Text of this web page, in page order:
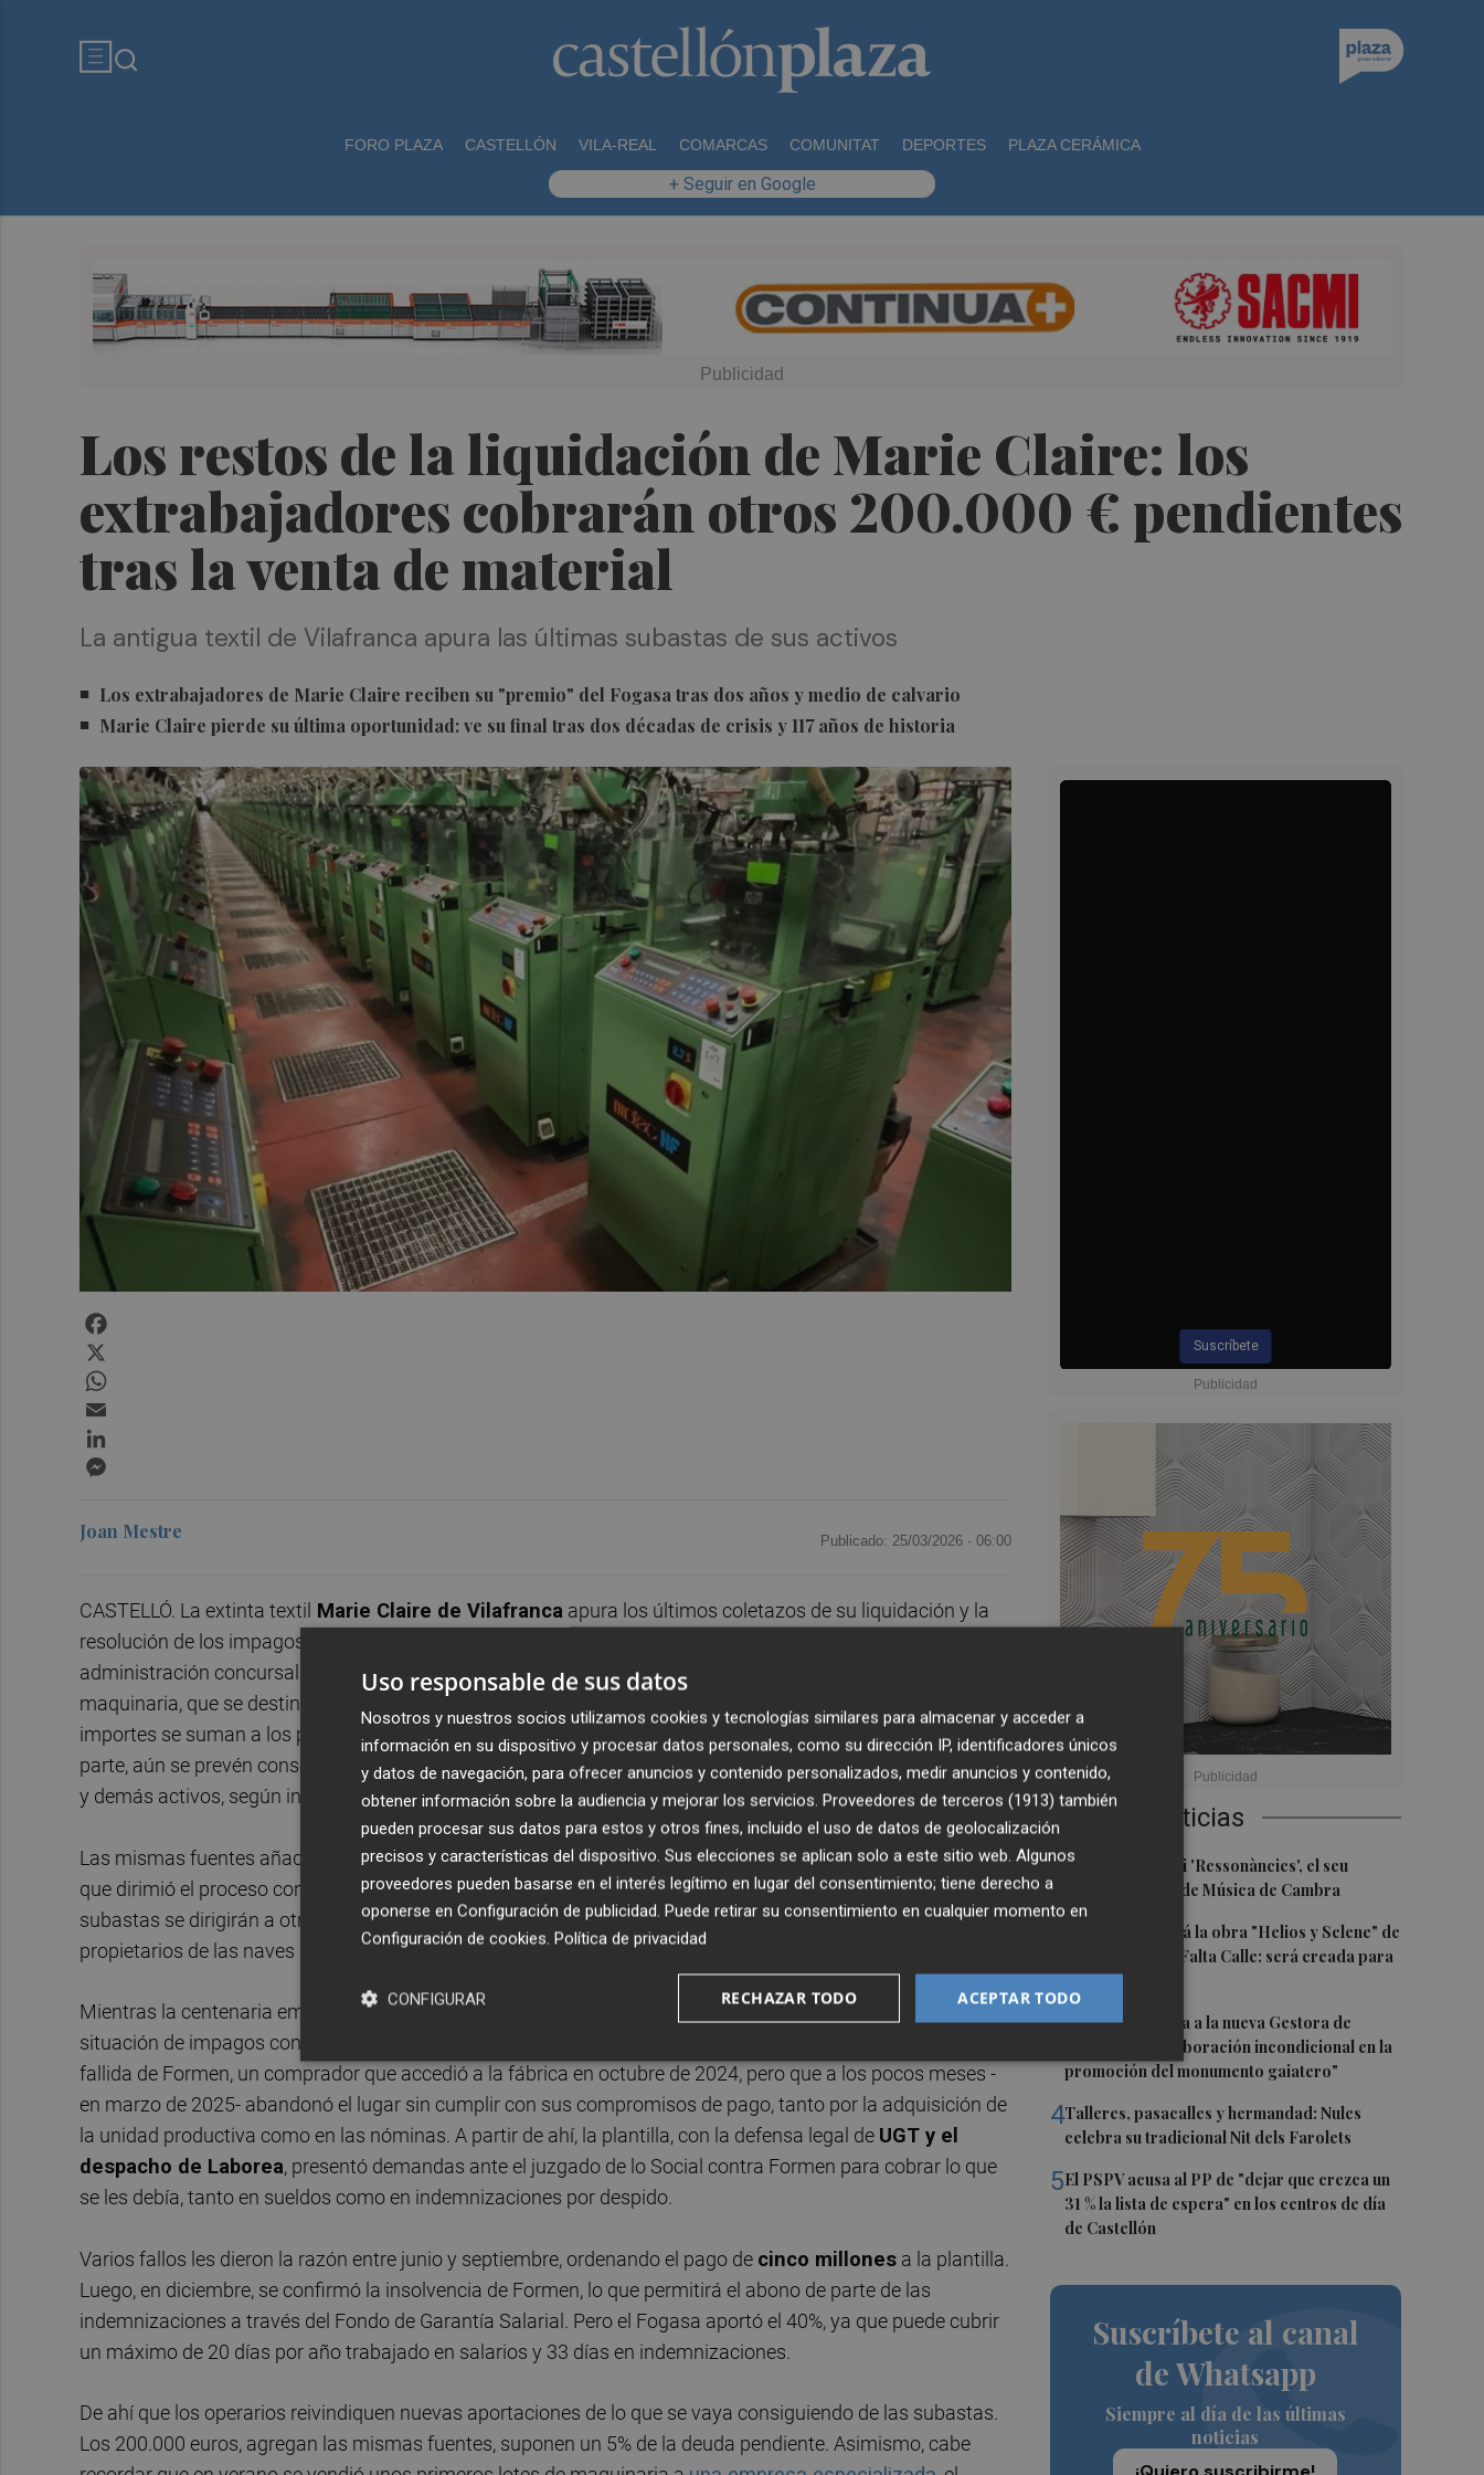
FORO PLAZA CASTELLÓN VILA-REAL COMARCAS COMUNITAT DEPORTES PLAZA CERÁMICA
+ Seguir en Google
Los restos de la liquidación de Marie Claire: los
extrabajadores cobrarán otros 200.000 € pendientes
tras la venta de material
La antigua textil de Vilafranca apura las últimas subastas de sus activos
Los extrabajadores de Marie Claire reciben su "premio" del Fogasa tras dos años y medio de calvario
Marie Claire pierde su última oportunidad: ve su final tras dos décadas de crisis y 117 años de historia
Suscríbete
Últimas Noticias
1Culla estrena hui 'Ressonàncies', el seu
primer Festival de Música de Cambra
Castelló acogerá la obra "Helios y Selene" de
la compañía Te Falta Calle: será creada para
el eclipse
3Castelló traslada a la nueva Gestora de
Gaiates su "colaboración incondicional en la
promoción del monumento gaiatero"
4Talleres, pasacalles y hermandad: Nules
celebra su tradicional Nit dels Farolets
5El PSPV acusa al PP de "dejar que crezca un
31 % la lista de espera" en los centros de día
de Castellón
Suscríbete al canal
de Whatsapp
Siempre al día de las últimas
noticias
Joan Mestre Publicado: 25/03/2026 · 06:00
CASTELLÓ. La extinta textil Marie Claire de Vilafranca apura los últimos coletazos de su liquidación y la
resolución de los impagos con la plantilla referentes al periodo del último propietario -
administración concursal acaba de reunir200.000 euros procedentes de subastas de stock de material y
maquinaria, que se destinarán a cantidades pendientes de las indemnizaciones de los trabajadores. Estos
importes se suman a los pagos que destinó el
Fondo de Garantía Salarial
(Fogasa) en diciembre. Por otra
parte, aún se prevén conseguir más fondos a través de las ventas, mediante pujas, de producto, maquinaria
y demás activos, según informa el personal afectado.
Las mismas fuentes añaden que los 200.000 euros ya han sido consignados en el juzgado de lo Mercantil
que dirimió el proceso concursal para su reparto entre los exempleados. Las cuantías de las siguientes
subastas se dirigirán a otros acreedores, como elInstitut Valencià de Financeso los antiguos
propietarios de las naves industriales (Calpe Invest).
Mientras la centenaria empresa castellonense apura la salida de sus últimos activos, va resolviendo la
situación de impagos con los últimos 70 trabajadores que empleó Marie Claire en la época de la gestión
fallida de Formen, un comprador que accedió a la fábrica en octubre de 2024, pero que a los pocos meses -
en marzo de 2025- abandonó el lugar sin cumplir con sus compromisos de pago, tanto por la adquisición de
la unidad productiva como en las nóminas. A partir de ahí, la plantilla, con la defensa legal de UGT y el
despacho de Laborea, presentó demandas ante el juzgado de lo Social contra Formen para cobrar lo que
se les debía, tanto en sueldos como en indemnizaciones por despido.
Varios fallos les dieron la razón entre junio y septiembre, ordenando el pago de cinco millones a la plantilla.
Luego, en diciembre, se confirmó la insolvencia de Formen, lo que permitirá el abono de parte de las
indemnizaciones a través del Fondo de Garantía Salarial. Pero el Fogasa aportó el 40%, ya que puede cubrir
un máximo de 20 días por año trabajado en salarios y 33 días en indemnizaciones.
De ahí que los operarios reivindiquen nuevas aportaciones de lo que se vaya consiguiendo de las subastas.
Los 200.000 euros, agregan las mismas fuentes, suponen un 5% de la deuda pendiente. Asimismo, cabe
Uso responsable de sus datos
Nosotros y nuestros socios utilizamos cookies y tecnologías similares para almacenar y acceder a
información en su dispositivo y procesar datos personales, como su dirección IP, identificadores únicos
y datos de navegación, para ofrecer anuncios y contenido personalizados, medir anuncios y contenido,
obtener información sobre la audiencia y mejorar los servicios. Proveedores de terceros (1913) también
pueden procesar sus datos para estos y otros fines, incluido el uso de datos de geolocalización
precisos y características del dispositivo. Sus elecciones se aplican solo a este sitio web. Algunos
proveedores pueden basarse en el interés legítimo en lugar del consentimiento; tiene derecho a
oponerse en Configuración de publicidad. Puede retirar su consentimiento en cualquier momento en
Configuración de cookies. Política de privacidad
ACEPTAR TODO
RECHAZAR TODO
CONFIGURAR